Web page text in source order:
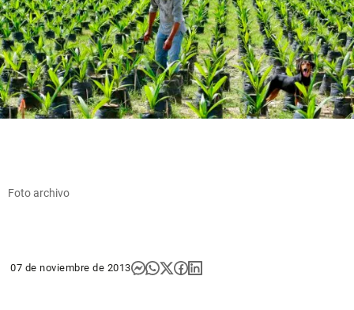
Foto archivo
07 de noviembre de 2013